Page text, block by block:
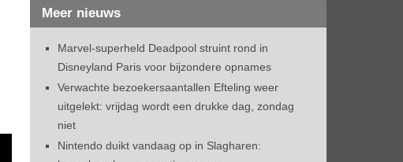
Meer nieuws
Marvel-superheld Deadpool struint rond in
Disneyland Paris voor bijzondere opnames
Verwachte bezoekersaantallen Efteling weer
uitgelekt: vrijdag wordt een drukke dag, zondag
niet
Nintendo duikt vandaag op in Slagharen: